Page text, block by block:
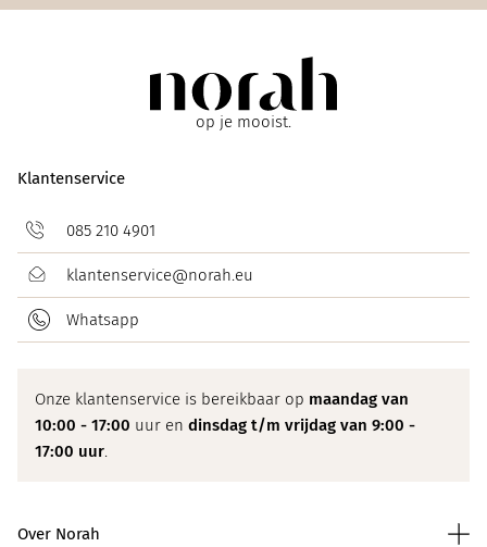
op je mooist.
Klantenservice
085 210 4901
klantenservice@norah.eu
Whatsapp
Onze klantenservice is bereikbaar op maandag van
10:00 - 17:00 uur en dinsdag t/m vrijdag van 9:00 -
17:00 uur.
Over Norah